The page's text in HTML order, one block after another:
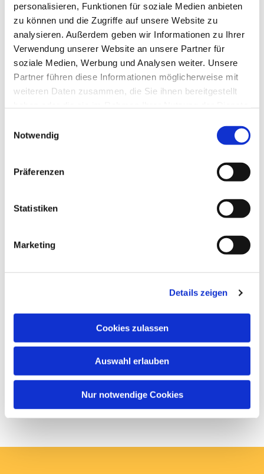
personalisieren, Funktionen für soziale Medien anbieten
zu können und die Zugriffe auf unsere Website zu
analysieren. Außerdem geben wir Informationen zu Ihrer
Verwendung unserer Website an unsere Partner für
soziale Medien, Werbung und Analysen weiter. Unsere
Partner führen diese Informationen möglicherweise mit
weiteren Daten zusammen, die Sie ihnen bereitgestellt
Notwendig
Präferenzen
Statistiken
Marketing
Details zeigen
Cookies zulassen
Auswahl erlauben
Nur notwendige Cookies
Zeiten
Gesamtprobe
Donnerstag: 17:20 Uhr - 18:20 Uhr
Kammerchorprojekte nach Absprache
Chorsaal am Dom, Münzstrasse
Anmeldung
in der Chorstunde oder im Domkantorat